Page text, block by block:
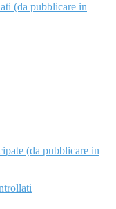
(da pubblicare in
(da pubblicare in